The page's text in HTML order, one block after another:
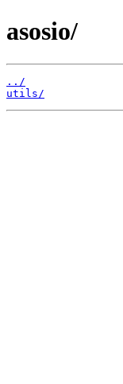
asosio/
../
utils/